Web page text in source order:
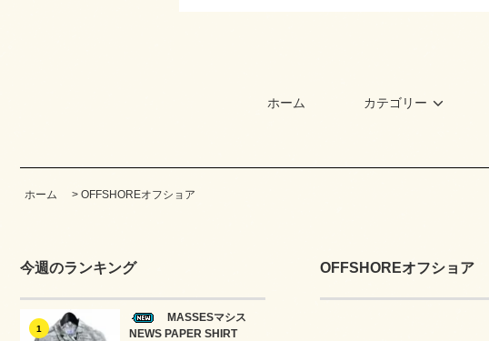
ホーム カテゴリー
ホーム > OFFSHOREオフショア
今週のランキング
1
MASSESマシス
NEWS PAPER SHIRT
OFFSHOREオフショア